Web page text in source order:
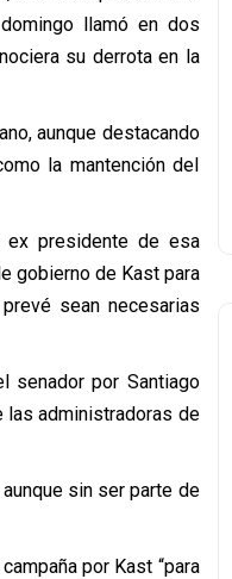
llamó en dos
su derrota en la
aunque destacando
la mantención del
ex presidente de esa
gobierno de Kast para
sean necesarias
senador por Santiago
las administradoras de
sin ser parte de
por Kast “para